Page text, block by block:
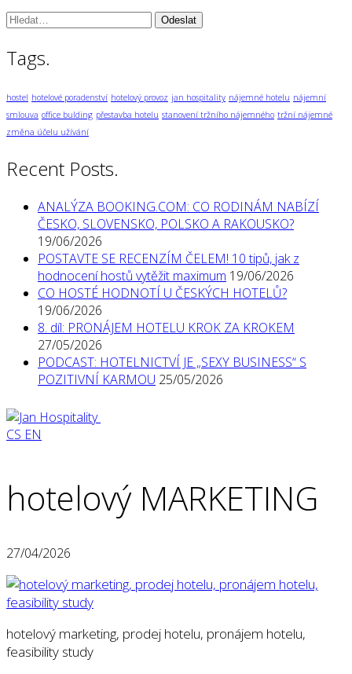
Vyhledávání:
Tags.
hostel hotelové poradenství hotelový provoz jan hospitality nájemné hotelu nájemní
smlouva office bulding přestavba hotelu stanovení tržního nájemného tržní nájemné
změna účelu užívání
Recent Posts.
ANALÝZA BOOKING.COM: CO RODINÁM NABÍZÍ
ČESKO, SLOVENSKO, POLSKO A RAKOUSKO?
19/06/2026
POSTAVTE SE RECENZÍM ČELEM! 10 tipů, jak z
hodnocení hostů vytěžit maximum 19/06/2026
CO HOSTÉ HODNOTÍ U ČESKÝCH HOTELŮ?
19/06/2026
8. díl: PRONÁJEM HOTELU KROK ZA KROKEM
27/05/2026
PODCAST: HOTELNICTVÍ JE „SEXY BUSINESS“ S
POZITIVNÍ KARMOU 25/05/2026
CS EN
hotelový MARKETING
27/04/2026
hotelový marketing, prodej hotelu, pronájem hotelu,
feasibility study